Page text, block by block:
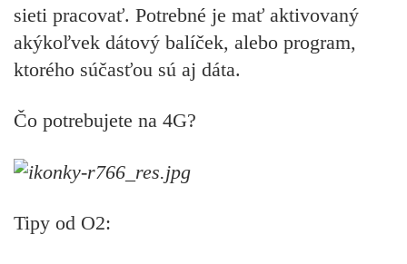
sieti pracovať. Potrebné je mať aktivovaný
akýkoľvek dátový balíček, alebo program,
ktorého súčasťou sú aj dáta.
Čo potrebujete na 4G?
Tipy od O2: